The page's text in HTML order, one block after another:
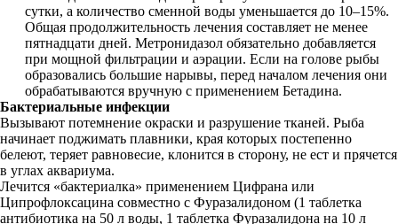
сутки, а количество сменной воды уменьшается до 10–15%.
Общая продолжительность лечения составляет не менее
пятнадцати дней. Метронидазол обязательно добавляется
при мощной фильтрации и аэрации. Если на голове рыбы
образовались большие нарывы, перед началом лечения они
обрабатываются вручную с применением Бетадина.
Бактериальные инфекции
Вызывают потемнение окраски и разрушение тканей. Рыба
начинает поджимать плавники, края которых постепенно
белеют, теряет равновесие, клонится в сторону, не ест и прячется
в углах аквариума.
Лечится «бактериалка» применением Цифрана или
Ципрофлоксацина совместно с Фуразалидоном (1 таблетка
антибиотика на 50 л воды, 1 таблетка Фуразалидона на 10 л